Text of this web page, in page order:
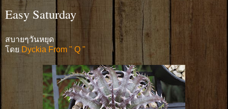
Easy Saturday
สบายๆวันหยุด
โดย Dyckia From " Q "